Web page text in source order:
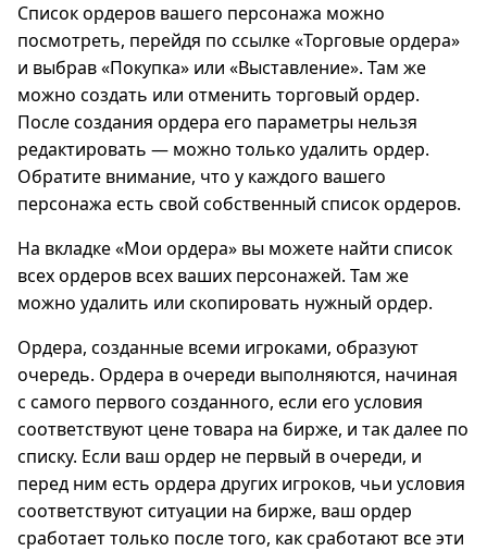
Список ордеров вашего персонажа можно
посмотреть, перейдя по ссылке «Торговые ордера»
и выбрав «Покупка» или «Выставление». Там же
можно создать или отменить торговый ордер.
После создания ордера его параметры нельзя
редактировать — можно только удалить ордер.
Обратите внимание, что у каждого вашего
персонажа есть свой собственный список ордеров.
На вкладке «Мои ордера» вы можете найти список
всех ордеров всех ваших персонажей. Там же
можно удалить или скопировать нужный ордер.
Ордера, созданные всеми игроками, образуют
очередь. Ордера в очереди выполняются, начиная
с самого первого созданного, если его условия
соответствуют цене товара на бирже, и так далее по
списку. Если ваш ордер не первый в очереди, и
перед ним есть ордера других игроков, чьи условия
соответствуют ситуации на бирже, ваш ордер
сработает только после того, как сработают все эти